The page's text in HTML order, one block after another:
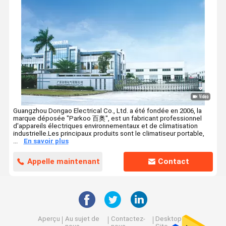
Guangzhou Dongao Electrical Co., Ltd. a été fondée en 2006, la
marque déposée "Parkoo 百奥", est un fabricant professionnel
d'appareils électriques environnementaux et de climatisation
industrielle.Les principaux produits sont le climatiseur portable,
...
En savoir plus
Appelle maintenant Contact
Aperçu
Au sujet de
Contactez-
Desktop